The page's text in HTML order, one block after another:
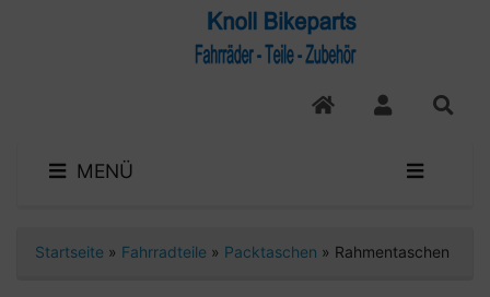
MENÜ
Startseite » Fahrradteile » Packtaschen » Rahmentaschen